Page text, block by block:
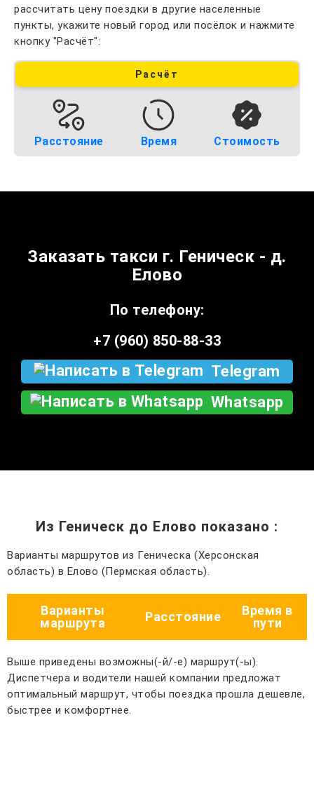
рассчитать цену поездки в другие населенные
пункты, укажите новый город или посёлок и нажмите
кнопку "Расчёт":
Расчёт
Расстояние Время Стоимость
Заказать такси г. Геническ - д.
Елово
По телефону:
+7 (960) 850-88-33
Telegram
Whatsapp
Из Геническ до Елово показано :
Варианты маршрутов из Геническа (Херсонская
область) в Елово (Пермская область).
Варианты
маршрута
Расстояние
Время в
пути
Выше приведены возможны(-й/-е) маршрут(-ы).
Диспетчера и водители нашей компании предложат
оптимальный маршрут, чтобы поездка прошла дешевле,
быстрее и комфортнее.